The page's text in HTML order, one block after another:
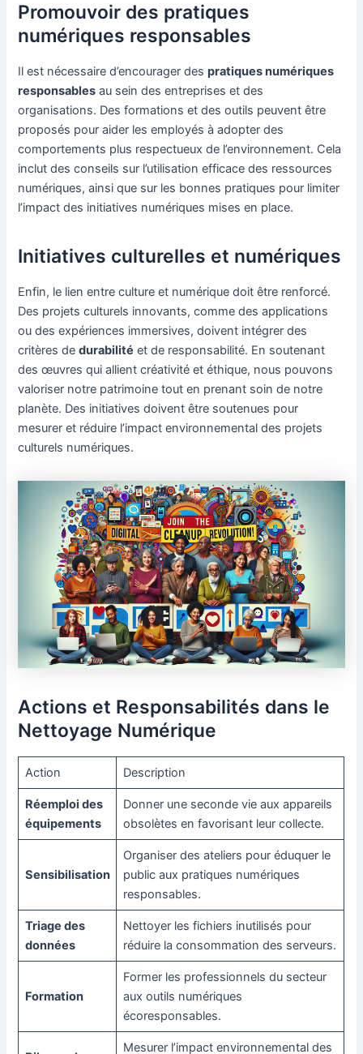
Promouvoir des pratiques
numériques responsables
Il est nécessaire d’encourager despratiques numériques
responsables au sein des entreprises et des
organisations. Des formations et des outils peuvent être
proposés pour aider les employés à adopter des
comportements plus respectueux de l’environnement. Cela
inclut des conseils sur l’utilisation efficace des ressources
numériques, ainsi que sur les bonnes pratiques pour limiter
l’impact des initiatives numériques mises en place.
Initiatives culturelles et numériques
Enfin, le lien entre culture et numérique doit être renforcé.
Des projets culturels innovants, comme des applications
ou des expériences immersives, doivent intégrer des
critères dedurabilité et de responsabilité. En soutenant
des œuvres qui allient créativité et éthique, nous pouvons
valoriser notre patrimoine tout en prenant soin de notre
planète. Des initiatives doivent être soutenues pour
mesurer et réduire l’impact environnemental des projets
culturels numériques.
Actions et Responsabilités dans le
Nettoyage Numérique
Action Description
Réemploi des
équipements
Donner une seconde vie aux appareils
obsolètes en favorisant leur collecte.
Sensibilisation
Organiser des ateliers pour éduquer le
public aux pratiques numériques
responsables.
Triage des
données
Nettoyer les fichiers inutilisés pour
réduire la consommation des serveurs.
Formation
Former les professionnels du secteur
aux outils numériques
écoresponsables.
Mesurer l’impact environnemental des